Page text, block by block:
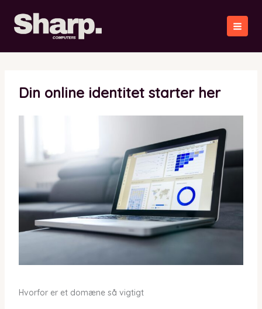
indholdet
Din online identitet starter her
Hvorfor er et domæne så vigtigt